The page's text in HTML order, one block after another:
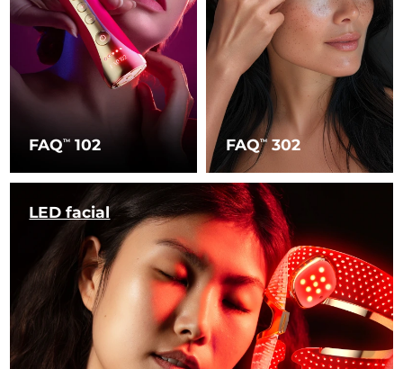
FAQTM 102 FAQTM302
LED facial